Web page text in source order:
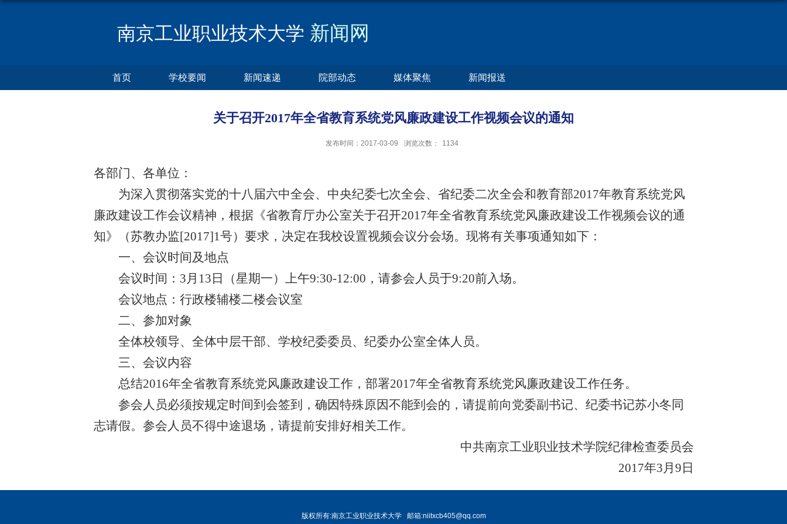
南京工业职业技术大学 新闻网
首页 学校要闻 新闻速递 院部动态 媒体聚焦 新闻报送
关于召开2017年全省教育系统党风廉政建设工作视频会议的通知
发布时间：2017-03-09 浏览次数： 1134
各部门、各单位：
为深入贯彻落实党的十八届六中全会、中央纪委七次全会、省纪委二次全会和教育部2017年教育系统党风
廉政建设工作会议精神，根据《省教育厅办公室关于召开2017年全省教育系统党风廉政建设工作视频会议的通
知》（苏教办监[2017]1号）要求，决定在我校设置视频会议分会场。现将有关事项通知如下：
一、会议时间及地点
会议时间：3月13日（星期一）上午9:30-12:00，请参会人员于9:20前入场。
会议地点：行政楼辅楼二楼会议室
二、参加对象
全体校领导、全体中层干部、学校纪委委员、纪委办公室全体人员。
三、会议内容
总结2016年全省教育系统党风廉政建设工作，部署2017年全省教育系统党风廉政建设工作任务。
参会人员必须按规定时间到会签到，确因特殊原因不能到会的，请提前向党委副书记、纪委书记苏小冬同
志请假。参会人员不得中途退场，请提前安排好相关工作。
中共南京工业职业技术学院纪律检查委员会
2017年3月9日
版权所有:南京工业职业技术大学 邮箱:niitxcb405@qq.com